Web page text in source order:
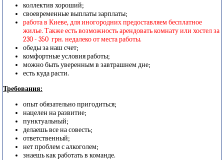
коллектив хороший;
своевременные выплаты зарплаты;
работа в Киеве, для иногородних предоставляем бесплатное
жилье. Также есть возможность арендовать комнату или хостел за
230 - 350 грн. недалеко от места работы.
обеды за наш счет;
комфортные условия работы;
можно быть уверенным в завтрашнем дне;
есть куда расти.
Требования:
опыт обязательно пригодиться;
нацелен на развитие;
пунктуальный;
делаешь все на совесть;
ответственный;
нет проблем с алкоголем;
знаешь как работать в команде.